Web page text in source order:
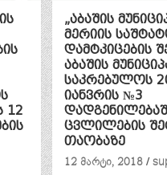
12
„აბაშის
მერიის
დამტკიცების
აბაშის
საკრებულოს
იანვრის №3
ცვლილების
თაობაზე
12 მარტი, 2018